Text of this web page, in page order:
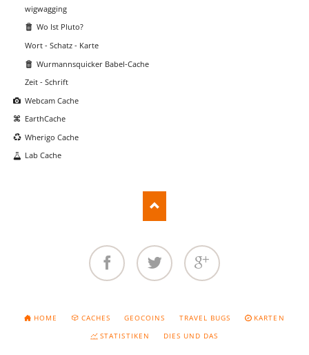
wigwagging
Wo Ist Pluto?
Wort - Schatz - Karte
Wurmannsquicker Babel-Cache
Zeit - Schrift
Webcam Cache
EarthCache
Wherigo Cache
Lab Cache
NAVIGATION
ÜBERSPRINGEN
HOME CACHES GEOCOINS TRAVEL BUGS
KARTEN
STATISTIKEN
DIES UND DAS